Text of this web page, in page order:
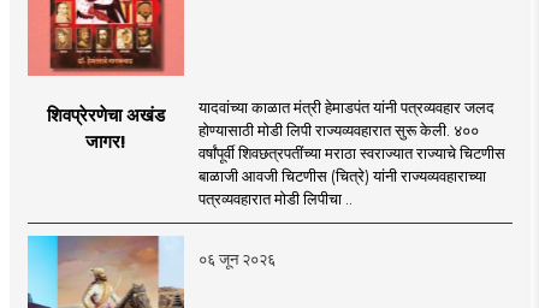
शिवप्रेरणेचा अखंड
जागर!
यादवांच्या काळात मंत्री हेमाडपंत यांनी पत्रव्यवहार जलद
होण्यासाठी मोडी लिपी राज्यव्यवहारात सुरू केली. ४००
वर्षांपूर्वी शिवछत्रपतींच्या मराठा स्वराज्यात राज्याचे चिटणीस
बाळाजी आवजी चिटणीस (चित्रे) यांनी राज्यव्यवहाराच्या
पत्रव्यवहारात मोडी लिपीचा ..
०६ जून २०२६